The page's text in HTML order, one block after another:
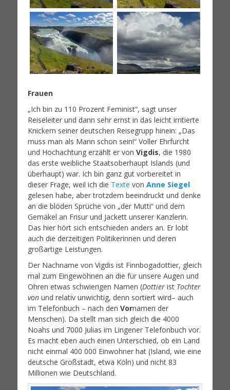
Frauen
„Ich bin zu 110 Prozent Feminist“, sagt unser
Reiseleiter und dann sehr ernst in das leicht irritierte
Knickern seiner deutschen Reisegrupp hinein: „Das
muss man als Mann schon sein!“ Voller Ehrfurcht
und Hochachtung erzählt er von Vigdis, die 1980
das erste weibliche Staatsoberhaupt Islands (und
überhaupt) war. Ich bin ganz gut vorbereitet in
dieser Frage, weil ich die Texte von Anne Siegel
gelesen habe, aber trotzdem beeindruckt und denke
an die blöden Sprüche von „der Mutti“ und dem
Gemäkel an Frisur und Jackett unserer Kanzlerin.
Das hier hört sich entschieden anders an. Er lobt
auch die derzeitigen Politikerinnen und deren
großartige Leistungen.
Der Nachname von Vigdis ist Finnbogadottier, gleich
mal zum Eingewöhnen an die für unsere Augen und
Ohren etwas schwierigen Namen (Dottier ist Tochter
von und relativ unwichtig, denn sortiert wird– auch
im Telefonbuch – nach den Vornamen der
Menschen). Da stellt man sich gleich die 4000
Noahs und 7000 Julias im Lingener Telefonbuch vor.
Es macht eben auch einen Unterschied, ob ein Land
nicht einmal 400 000 Einwohner hat (Island, wie eine
deutsche Großstadt, etwa Köln) und nicht 83
Millionen wie Deutschland.